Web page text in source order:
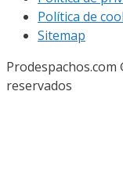
Política de
Sitemap
reservados